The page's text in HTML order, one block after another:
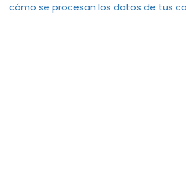
cómo se procesan los datos de tus